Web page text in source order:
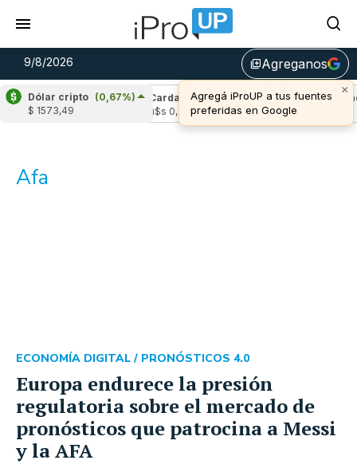
9/8/2026 library_addAgreganos
×
Agregá iProUP a tus fuentes
preferidas en Google
Dólar cripto (0,67%)
$ 1573,49
(0,06%)
Cardano
(-1,62%)
u$s 0,20
Avalanche
u$s 6,48
Afa
Europa endurece la presión
regulatoria sobre el mercado de
pronósticos que patrocina a Messi
y la AFA
ECONOMÍA DIGITAL / PRONÓSTICOS 4.0